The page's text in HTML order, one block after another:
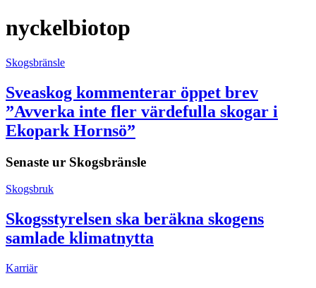
nyckelbiotop
Skogsbränsle
Sveaskog kommenterar öppet brev
”Avverka inte fler värdefulla skogar i
Ekopark Hornsö”
Senaste ur Skogsbränsle
Skogsbruk
Skogsstyrelsen ska beräkna skogens
samlade klimatnytta
Karriär